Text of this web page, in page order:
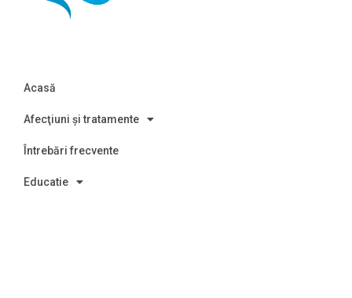
Acasă
Afecţiuni și tratamente
Întrebări frecvente
Educatie